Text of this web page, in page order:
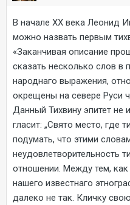
В начале ХХ века Леонид
можно назвать первым
«Заканчивая описание
сказать несколько слов в
народнаго выражения,
окрещены на севере Руси
Данный Тихвину эпитет не
гласит: „Свято место, где
подумать, что этими
неудовлетворительность
отношении. Между тем,
нашего известнаго
далеко не так. Кличку